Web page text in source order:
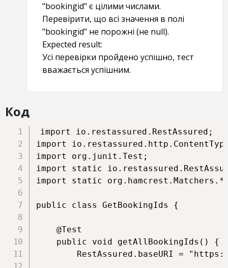
"bookingid" є цілими числами.
Перевірити, що всі значення в полі
"bookingid" не порожні (не null).
Expected result:
Усі перевірки пройдено успішно, тест
вважається успішним.
Код
import io.restassured.RestAssured;
import
import org.junit.Test;
import static
import static
public class GetBookingIds {
    @Test
    public void getAllBookingIds() {
RestAssured.baseURI =